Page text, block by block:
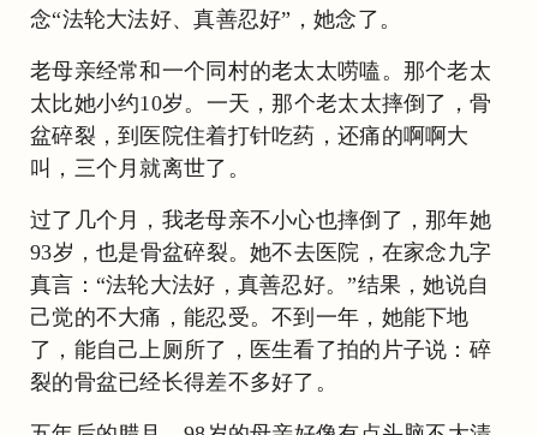
念“法轮大法好、真善忍好”，她念了。
老母亲经常和一个同村的老太太唠嗑。那个老太
太比她小约10岁。一天，那个老太太摔倒了，骨
盆碎裂，到医院住着打针吃药，还痛的啊啊大
叫，三个月就离世了。
过了几个月，我老母亲不小心也摔倒了，那年她
93岁，也是骨盆碎裂。她不去医院，在家念九字
真言：“法轮大法好，真善忍好。”结果，她说自
己觉的不大痛，能忍受。不到一年，她能下地
了，能自己上厕所了，医生看了拍的片子说：碎
裂的骨盆已经长得差不多好了。